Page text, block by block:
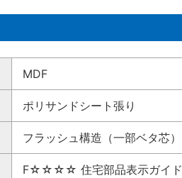
MDF
ポリサンドシート張り
フラッシュ構造（一部ベタ芯）
F☆☆☆☆ 住宅部品表示ガイド